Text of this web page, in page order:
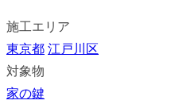
施工エリア
東京都 江戸川区
対象物
家の鍵